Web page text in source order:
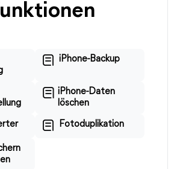
iPhone-Backup
iPhone-Daten
löschen
Fotoduplikation